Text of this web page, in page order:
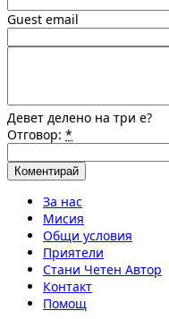
Guest email
Девет делено на три е?
Отговор: *
За нас
Мисия
Общи условия
Приятели
Стани Четен Автор
Контакт
Помощ